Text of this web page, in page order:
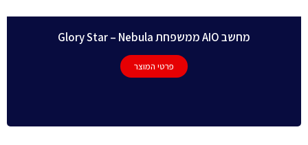
מחשב AIO ממשפחת Glory Star – Nebula
פרטי המוצר